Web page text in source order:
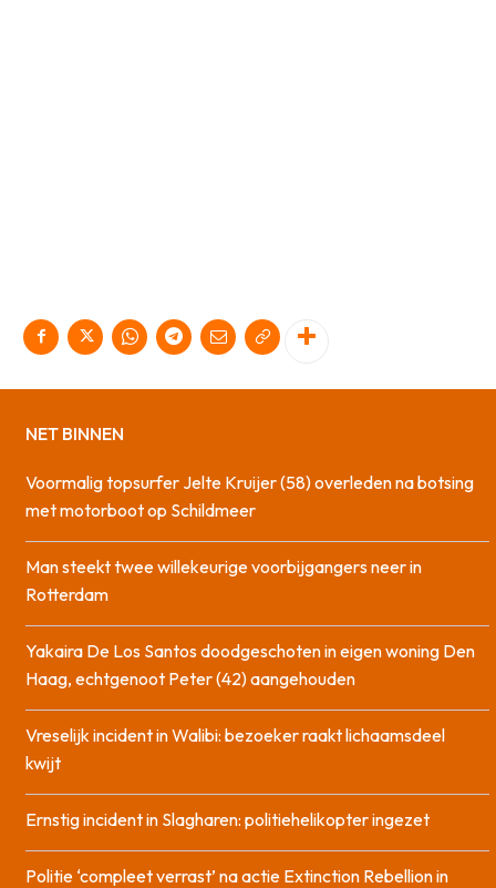
NET BINNEN
Voormalig topsurfer Jelte Kruijer (58) overleden na botsing
met motorboot op Schildmeer
Man steekt twee willekeurige voorbijgangers neer in
Rotterdam
Yakaira De Los Santos doodgeschoten in eigen woning Den
Haag, echtgenoot Peter (42) aangehouden
Vreselijk incident in Walibi: bezoeker raakt lichaamsdeel
kwijt
Ernstig incident in Slagharen: politiehelikopter ingezet
Politie ‘compleet verrast’ na actie Extinction Rebellion in